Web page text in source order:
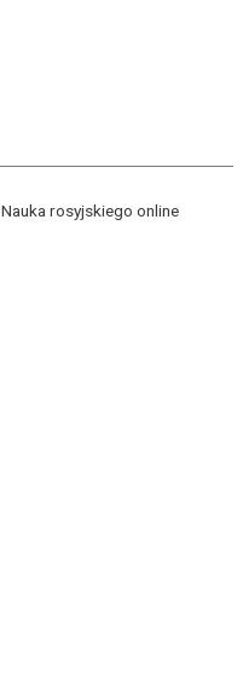
Nauka rosyjskiego online